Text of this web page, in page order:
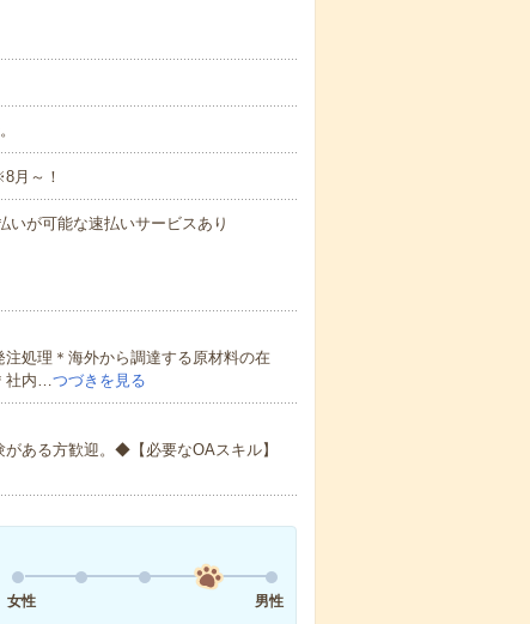
月～！
が可能な速払いサービスあり
処理＊海外から調達する原材料の在
社内…つづきを見る
ある方歓迎。◆【必要なOAスキル】
女性
男性